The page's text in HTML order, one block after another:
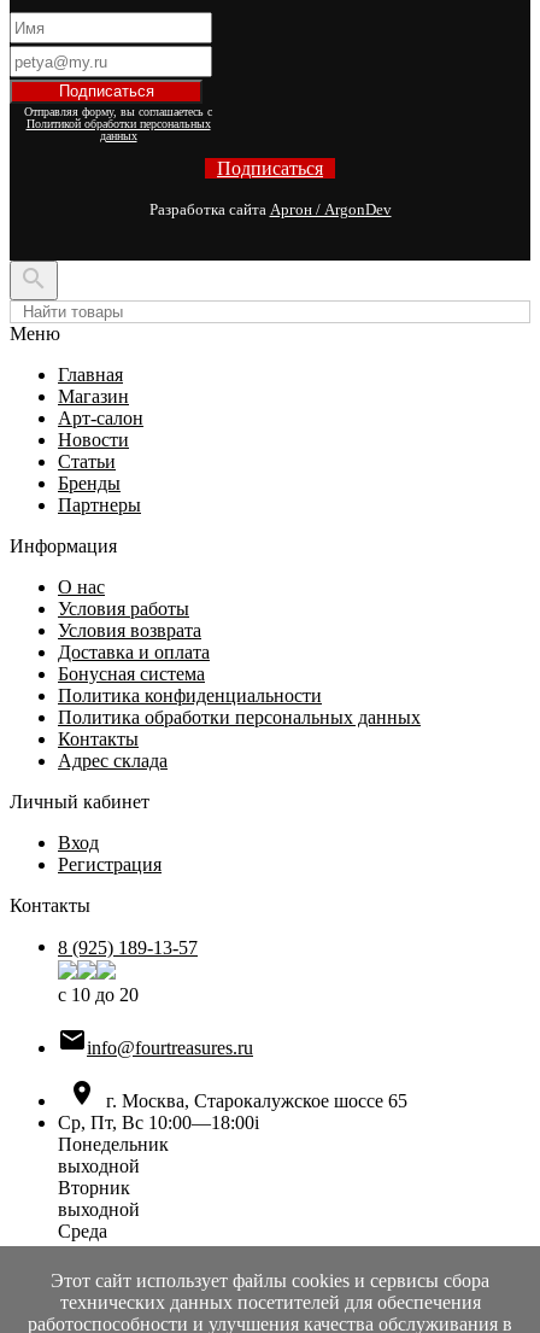
Отправляя форму, вы соглашаетесь с
Политикой обработки персональных
данных
Подписаться
Разработка сайта Аргон / ArgonDev
Этот сайт использует файлы cookies и сервисы сбора
технических данных посетителей для обеспечения
работоспособности и улучшения качества обслуживания в

Меню
Главная
Магазин
Арт-салон
Новости
Статьи
Бренды
Партнеры
Информация
О нас
Условия работы
Условия возврата
Доставка и оплата
Бонусная система
Политика конфиденциальности
Политика обработки персональных данных
Контакты
Адрес склада
Личный кабинет
Вход
Регистрация
Контакты
8 (925) 189-13-57
с 10 до 20
info@fourtreasures.ru

г. Москва, Старокалужское шоссе 65
Ср, Пт, Вс 10:00—18:00i
Понедельник
выходной
Вторник
выходной
Среда
10:00 — 18:00
Четверг
выходной
Пятница